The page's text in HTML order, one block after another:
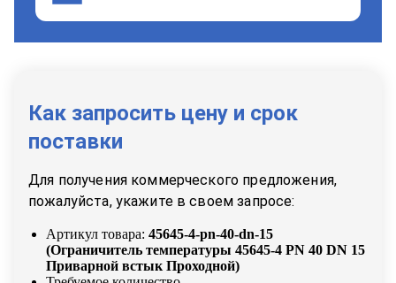
Как запросить цену и срок
поставки
Для получения коммерческого предложения,
пожалуйста, укажите в своем запросе:
Артикул товара: 45645-4-pn-40-dn-15
(Ограничитель температуры 45645-4 PN 40 DN 15
Приварной встык Проходной)